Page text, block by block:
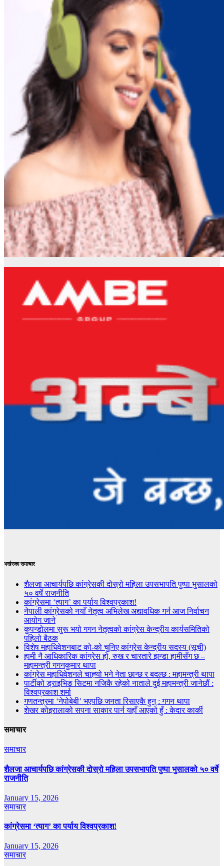
भर्खरका समाचार
शैलजा आचार्यपछि कांग्रेसकी दोस्रो महिला उपसभापति पुष्पा भुसालको
५० वर्षे राजनीति
कांग्रेसमा ‘त्याग’ का पर्याय विश्वप्रकाश!
नेपाली कांग्रेसको नयाँ नेतृत्व अभिलेख अद्यावधिक गर्न आज निर्वाचन
आयोग जाने
कुपन्डोलमा सुरू भयो गगन नेतृत्वको कांग्रेस केन्द्रीय कार्यसमितिको
पहिलो बैठक
विशेष महाधिवेशनबाट को-को चुनिए कांग्रेस केन्द्रीय सदस्य (सूची)
हामी नै आधिकारिक कांग्रेस हो, रुख र चारतारे झन्डा हामीसँग छ –
महामन्त्री गगनकुमार थापा
कांग्रेस महाधिवेशनले चाह्‍यो भने नेता छान्छ र बदल्छ : महामन्त्री थापा
पार्टीको ड्राइभिङ सिटमा नजिकै रहेको नाताले दुई महामन्त्री जानेछौं :
विश्वप्रकाश शर्मा
गणतन्त्रमा ‘नेपोबेबी’ भएपछि जनता रिसाएकै हुन् : गगन थापा
शेखर कोइरालाको सपना साकार पार्न यहाँ आएको हुँ : केदार कार्की
समाचार
समाचार
शैलजा आचार्यपछि कांग्रेसकी दोस्रो महिला उपसभापति पुष्पा भुसालको ५० वर्षे
राजनीति
January 15, 2026
समाचार
कांग्रेसमा ‘त्याग’ का पर्याय विश्वप्रकाश!
January 15, 2026
समाचार